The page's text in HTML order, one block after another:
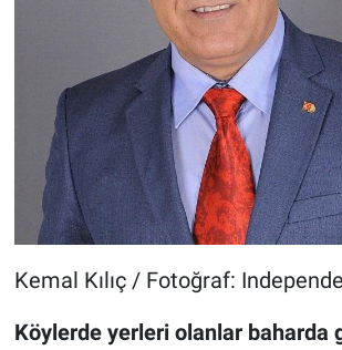
Kemal Kılıç / Fotoğraf:
Köylerde yerleri olanlar baharda